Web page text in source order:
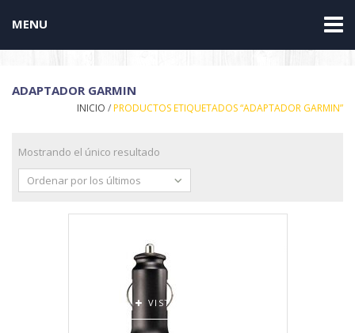
MENU
ADAPTADOR GARMIN
INICIO /PRODUCTOS ETIQUETADOS “ADAPTADOR GARMIN”
Mostrando el único resultado
Ordenar por los últimos
VISTA RÁPIDA